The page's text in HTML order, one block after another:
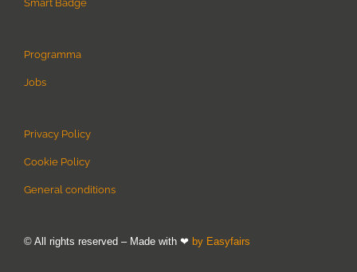
Smart Badge
Programma
Jobs
Privacy Policy
Cookie Policy
General conditions
© All rights reserved – Made with ❤ by Easyfairs